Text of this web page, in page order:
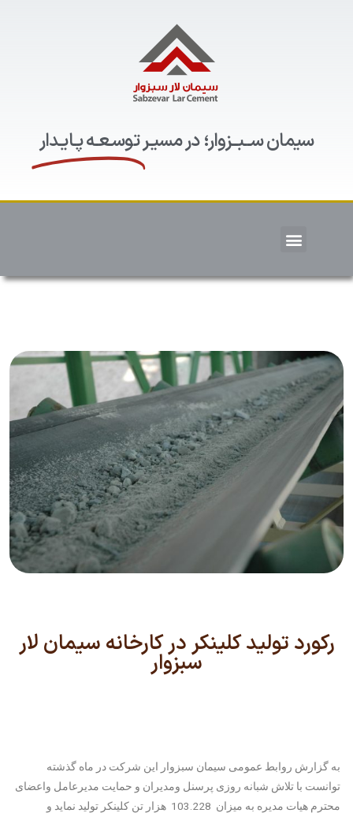
سیمان ســبــزوار؛ در مسیـرتوسـعـه پـایـدار
رکورد تولید کلینکر در کارخانه سیمان لار
سبزوار
به گزارش روابط عمومی سیمان سبزوار این شرکت در ماه گذشته
توانست با تلاش شبانه روزی پرسنل ومدیران و حمایت مدیرعامل واعضای
محترم هیات مدیره به میزان 103.228 هزار تن کلینکر تولید نماید و